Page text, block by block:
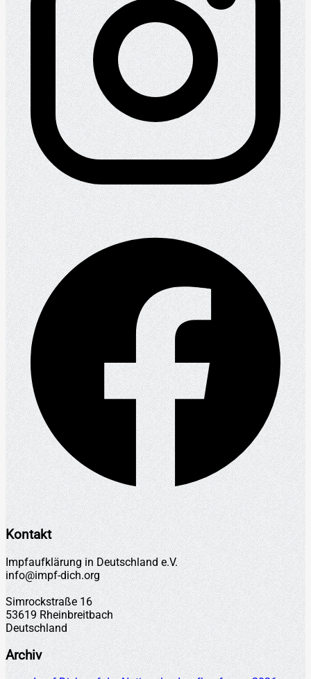
Kontakt
Impfaufklärung in Deutschland e.V.
info@impf-dich.org
Simrockstraße 16
53619 Rheinbreitbach
Deutschland
Archiv